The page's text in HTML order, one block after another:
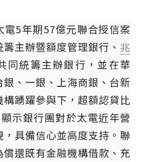
電5年期57億元聯合授信案
主辦暨額度管理銀行、 兆
同統籌主辦銀行，並在華
銀、一銀、上海商銀、台新
踴躍參與下，超額認貸比
示銀行團對於太電近年營
，具備信心並高度支持。聯
償還既有金融機構借款、充